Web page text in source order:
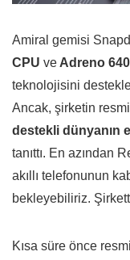
Amiral gemisi
CPU ve Adreno
teknolojisini
Ancak, şirketin
destekli dünyanın
tanıttı. En azından
akıllı telefonunun
bekleyebiliriz.
Kısa süre önce